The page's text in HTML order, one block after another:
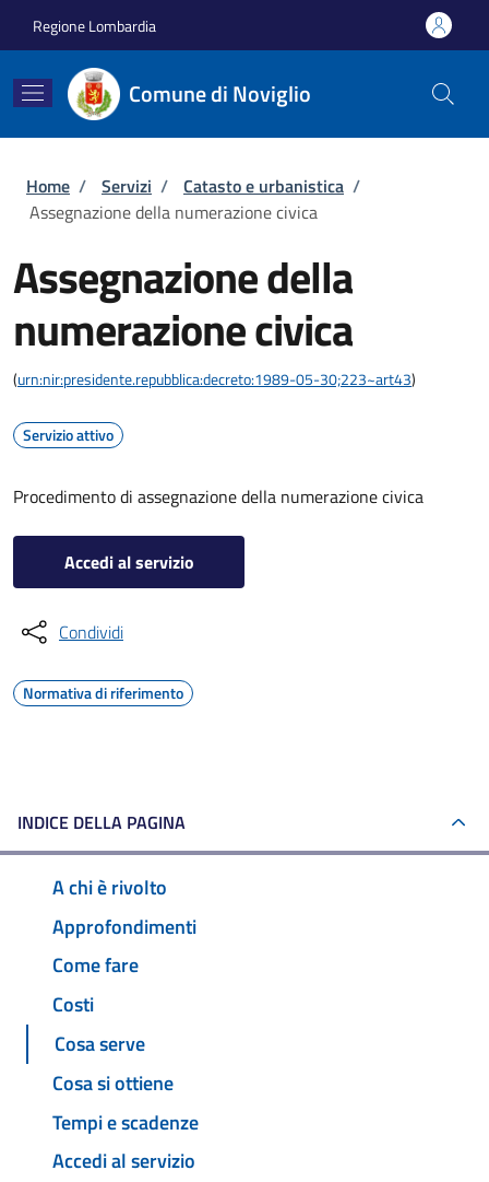
Regione Lombardia
Comune di Noviglio
Briciole di pane
Home / Servizi / Catasto e urbanistica /
Assegnazione della numerazione civica
Assegnazione della
numerazione civica
(urn:nir:presidente.repubblica:decreto:1989-05-30;223~art43)
Servizio attivo
Procedimento di assegnazione della numerazione civica
Accedi al servizio
Condividi
Normativa di riferimento
INDICE DELLA PAGINA
A chi è rivolto
Approfondimenti
Come fare
Costi
Cosa serve
Cosa si ottiene
Tempi e scadenze
Accedi al servizio